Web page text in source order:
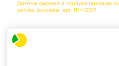
Дитяче сидіння з поліуретановим
унітаз, рожеве, арт. BH-122P